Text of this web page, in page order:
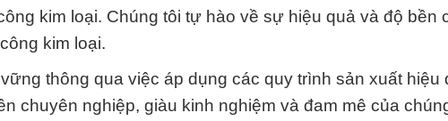
kim loại. Chúng tôi tự hào về sự hiệu quả và độ bền
kim loại.
thông qua việc áp dụng các quy trình sản xuất hiệu
chuyên nghiệp, giàu kinh nghiệm và đam mê của